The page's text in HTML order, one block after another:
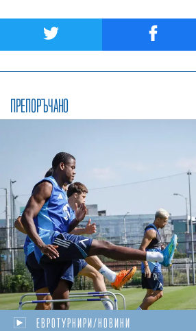
ПРЕПОРЪЧАНО
ЕВРОТУРНИРИ/НОВИНИ